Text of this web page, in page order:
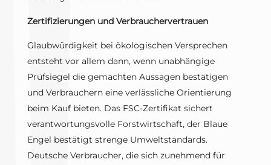
Zertifizierungen und Verbrauchervertrauen
Glaubwürdigkeit bei ökologischen Versprechen
entsteht vor allem dann, wenn unabhängige
Prüfsiegel die gemachten Aussagen bestätigen
und Verbrauchern eine verlässliche Orientierung
beim Kauf bieten. Das FSC-Zertifikat sichert
verantwortungsvolle Forstwirtschaft, der Blaue
Engel bestätigt strenge Umweltstandards.
Deutsche Verbraucher, die sich zunehmend für